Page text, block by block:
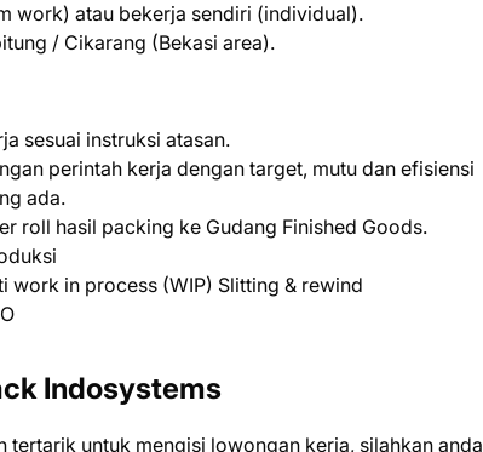
work) atau bekerja sendiri (individual).
/ Cikarang (Bekasi area).
sesuai instruksi atasan.
perintah kerja dengan target, mutu dan efisiensi
ada.
roll hasil packing ke Gudang Finished Goods.
in process (WIP) Slitting & rewind
Indosystems
tеrtаrіk untuk mеngіѕі lоwоngаn kеrjа, ѕіlаhkаn аndа